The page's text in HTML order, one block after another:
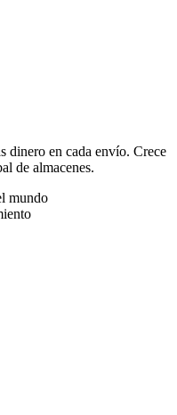
dinero en cada envío. Crece
de almacenes.
mundo